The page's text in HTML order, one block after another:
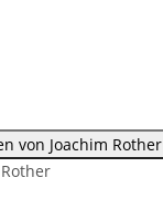
von Joachim Rother